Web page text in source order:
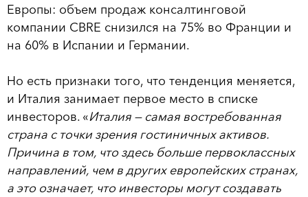
Европы: объем продаж консалтинговой
компании CBRE снизился на 75% во Франции и
на 60% в Испании и Германии.
Но есть признаки того, что тенденция меняется,
и Италия занимает первое место в списке
инвесторов. «Италия — самая востребованная
страна с точки зрения гостиничных активов.
Причина в том, что здесь больше первоклассных
направлений, чем в других европейских странах,
а это означает, что инвесторы могут создавать